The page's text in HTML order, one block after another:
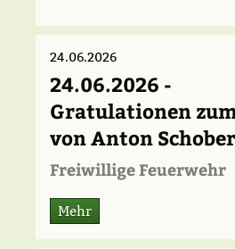
24.06.2026
24.06.2026 -
Gratulationen
von Anton Schober
Freiwillige Feuerwehr
Mehr